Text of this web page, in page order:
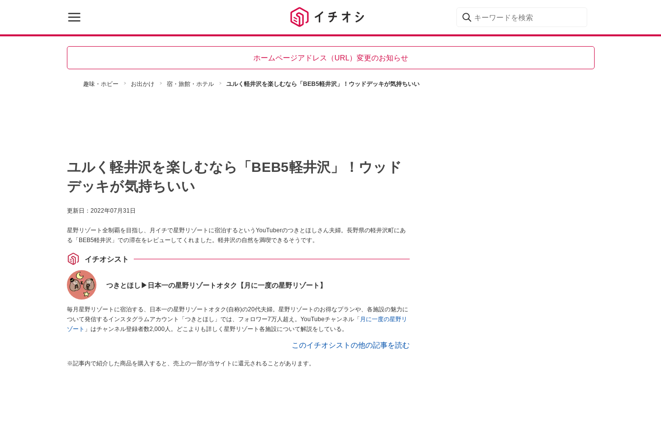
ホームページアドレス（URL）変更のお知らせ
趣味・ホビー お出かけ 宿・旅館・ホテル ユルく軽井沢を楽しむなら「BEB5軽井沢」！ウッドデッキが気持ちいい
ユルく軽井沢を楽しむなら「BEB5軽井沢」！ウッド
デッキが気持ちいい
更新日： 2022年07月31日
星野リゾート全制覇を目指し、月イチで星野リゾートに宿泊するというYouTuberのつきとほしさん夫婦。長野県の軽井沢町にあ
る「BEB5軽井沢」での滞在をレビューしてくれました。軽井沢の自然を満喫できるそうです。
イチオシスト
つきとほし▶日本一の星野リゾートオタク【月に一度の星野リゾート】
毎月星野リゾートに宿泊する、日本一の星野リゾートオタク(自称)の20代夫婦。星野リゾートのお得なプランや、各施設の魅力に
ついて発信するインスタグラムアカウント「つきとほし」では、フォロワー7万人超え。YouTubeチャンネル「 月に一度の星野リ
ゾート 」はチャンネル登録者数2,000人。どこよりも詳しく星野リゾート各施設について解説をしている。
このイチオシストの他の記事を読む
※記事内で紹介した商品を購入すると、売上の一部が当サイトに還元されることがあります。